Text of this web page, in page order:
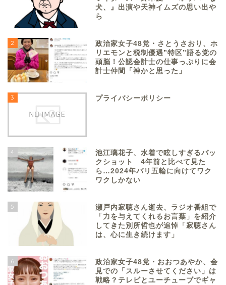
犬、』出演や天神イムズの思い出や
ら
2
政治家女子48党・さとうさおり、ホ
リエモンと税制優遇”特区”語る党の
頭脳！公認会計士の仕事っぷりに会
計士仲間「神かと思った」
3 プライバシーポリシー
4
池江璃花子、水着で眩しすぎるバッ
クショット 4年前と比べて見た
ら…2024年パリ五輪に向けてワク
ワクしかない
5
瀬戸内寂聴さん逝去、ラジオ番組で
「力を与えてくれるお言葉」を紹介
してきた別所哲也が追悼「寂聴さん
は、心に生き続けます」
6
政治家女子48党・おおつあやか、会
見での「スルーさせてください」は
戦略？テレビとユーチューブでギャ